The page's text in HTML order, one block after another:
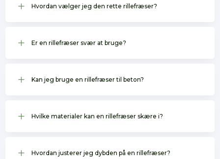
L Hvordan vælger jeg den rette rillefræser?
L Er en rillefræser svær at bruge?
L Kan jeg bruge en rillefræser til beton?
L Hvilke materialer kan en rillefræser skære i?
L Hvordan justerer jeg dybden på en rillefræser?